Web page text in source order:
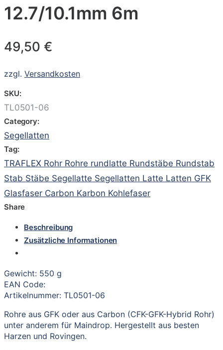
12.7/10.1mm 6m
49,50 €
zzgl. Versandkosten
SKU:
TL0501-06
Category:
Segellatten
Tag:
TRAFLEX Rohr Rohre rundlatte Rundstäbe Rundstab
Stab Stäbe Segellatte Segellatten Latte Latten GFK
Glasfaser Carbon Karbon Kohlefaser
Share
Beschreibung
Zusätzliche Informationen
Gewicht: 550 g
EAN Code:
Artikelnummer: TL0501-06
Rohre aus GFK oder aus Carbon (CFK-GFK-Hybrid Rohr)
unter anderem für Maindrop. Hergestellt aus besten
Harzen und Rovingen.